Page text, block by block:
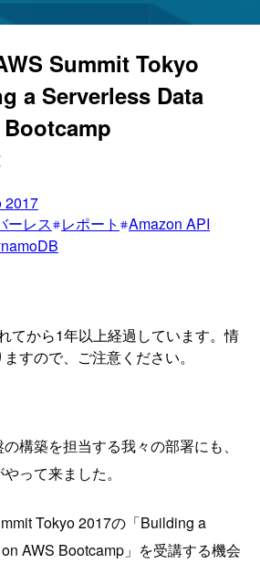
Summit Tokyo
a Serverless Data
2017
ーレス レポート
Amazon API
てから1年以上経過しています。情
すので、ご注意ください。
構築を担当する我々の部署にも、
って来ました。
Tokyo 2017の「Building a
AWS Bootcamp」を受講する機会